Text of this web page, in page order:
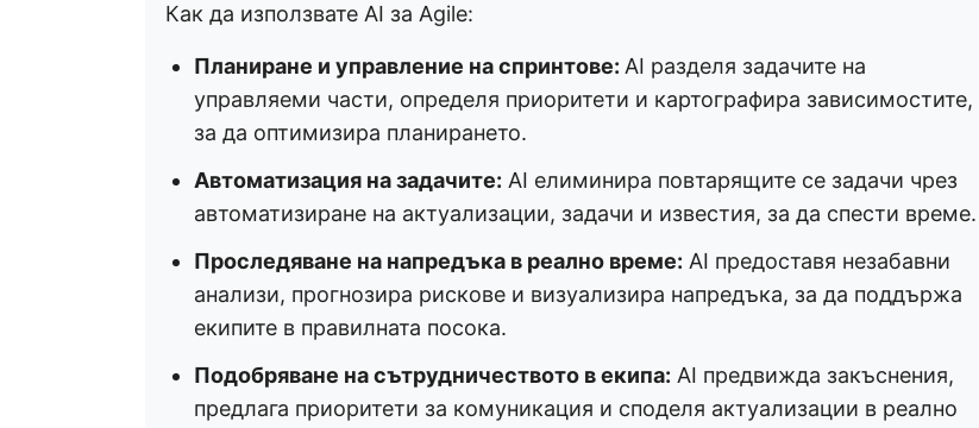
Как да използвате AI за Agile:
Планиране и управление на спринтове: AI разделя задачите на
управляеми части, определя приоритети и картографира зависимостите,
за да оптимизира планирането.
Автоматизация на задачите: AI елиминира повтарящите се задачи чрез
автоматизиране на актуализации, задачи и известия, за да спести време.
Проследяване на напредъка в реално време: AI предоставя незабавни
анализи, прогнозира рискове и визуализира напредъка, за да поддържа
екипите в правилната посока.
Подобряване на сътрудничеството в екипа: AI предвижда закъснения,
предлага приоритети за комуникация и споделя актуализации в реално